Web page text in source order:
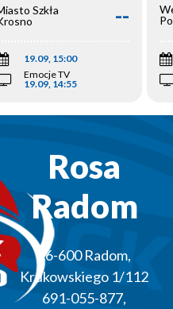
Szkła
--
19.09, 15:00
Emocje TV
19.09, 14:55
Rosa
Radom
26-600 Radom,
Krukowskiego 1/112
691-055-877,